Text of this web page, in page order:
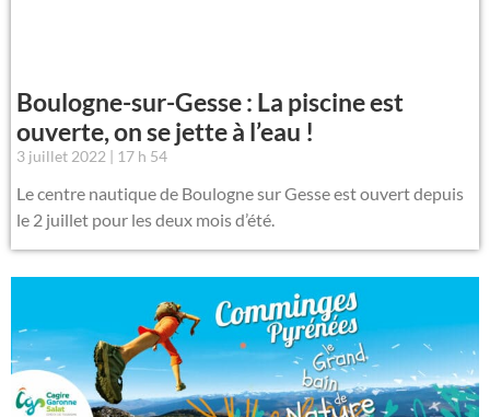
Boulogne-sur-Gesse : La piscine est
ouverte, on se jette à l’eau !
3 juillet 2022 17 h 54
Le centre nautique de Boulogne sur Gesse est ouvert depuis
le 2 juillet pour les deux mois d’été.